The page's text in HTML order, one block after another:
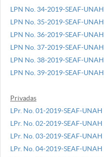
LPN No. 34-2019-SEAF-UNAH
LPN No. 35-2019-SEAF-UNAH
LPN No. 36-2019-SEAF-UNAH
LPN No. 37-2019-SEAF-UNAH
LPN No. 38-2019-SEAF-UNAH
LPN No. 39-2019-SEAF-UNAH
Privadas
LPr. No. 01-2019-SEAF-UNAH
LPr. No. 02-2019-SEAF-UNAH
LPr. No. 03-2019-SEAF-UNAH
LPr. No. 04-2019-SEAF-UNAH